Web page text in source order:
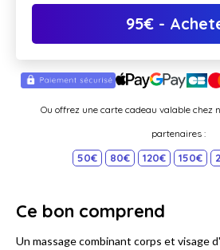
95€-
Ou offrez une carte cadeau valable chez
partenaires :
50€ 80€ 120€ 150€
Ce bon comprend
Un massage combinant corps et visage